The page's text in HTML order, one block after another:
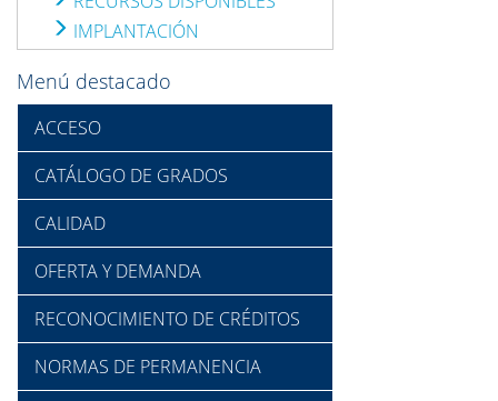
IMPLANTACIÓN
Menú destacado
ACCESO
CATÁLOGO DE GRADOS
CALIDAD
OFERTA Y DEMANDA
RECONOCIMIENTO DE CRÉDITOS
NORMAS DE PERMANENCIA